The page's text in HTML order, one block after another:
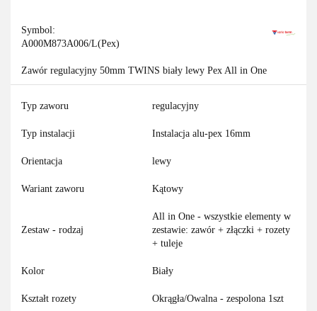
Symbol:
A000M873A006/L(Pex)
Zawór regulacyjny 50mm TWINS biały lewy Pex All in One
Typ zaworu regulacyjny
Typ instalacji Instalacja alu-pex 16mm
Orientacja lewy
Wariant zaworu Kątowy
Zestaw - rodzaj
All in One - wszystkie elementy w
zestawie: zawór + złączki + rozety
+ tuleje
Kolor Biały
Kształt rozety Okrągła/Owalna - zespolona 1szt